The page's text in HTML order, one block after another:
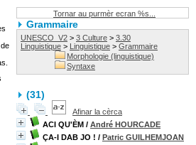
Tornar au purmèr ecran %s...
Grammaire
UNESCO_V2 > 3 Culture > 3.30
Linguistique > Linguistique > Grammaire
Morphologie (linguistique)
Syntaxe
(31)
Afinar la cèrca
ACI QU'ÈM / André HOURCADE
ÇA-I DAB JO ! / Patric GUILHEMJOAN